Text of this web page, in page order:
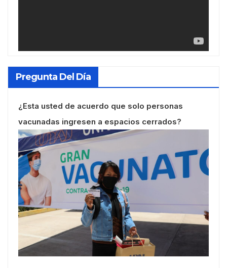
Pregunta Del Día
¿Esta usted de acuerdo que solo personas
vacunadas ingresen a espacios cerrados?